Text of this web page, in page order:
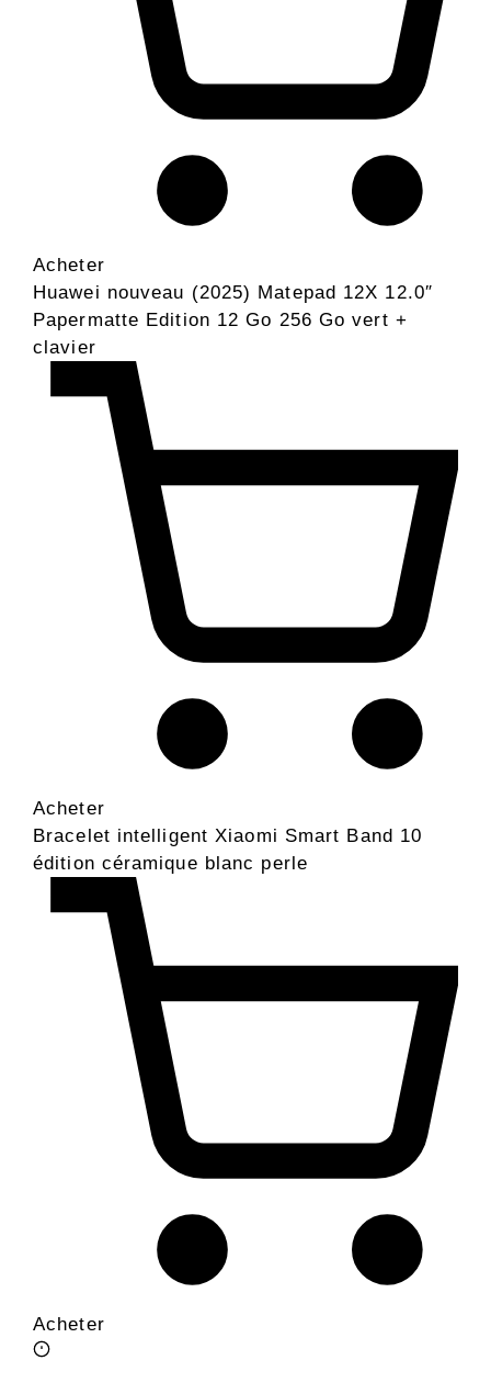
Acheter
Huawei nouveau (2025) Matepad 12X 12.0″
Papermatte Edition 12 Go 256 Go vert +
clavier
Acheter
Bracelet intelligent Xiaomi Smart Band 10
édition céramique blanc perle
Acheter